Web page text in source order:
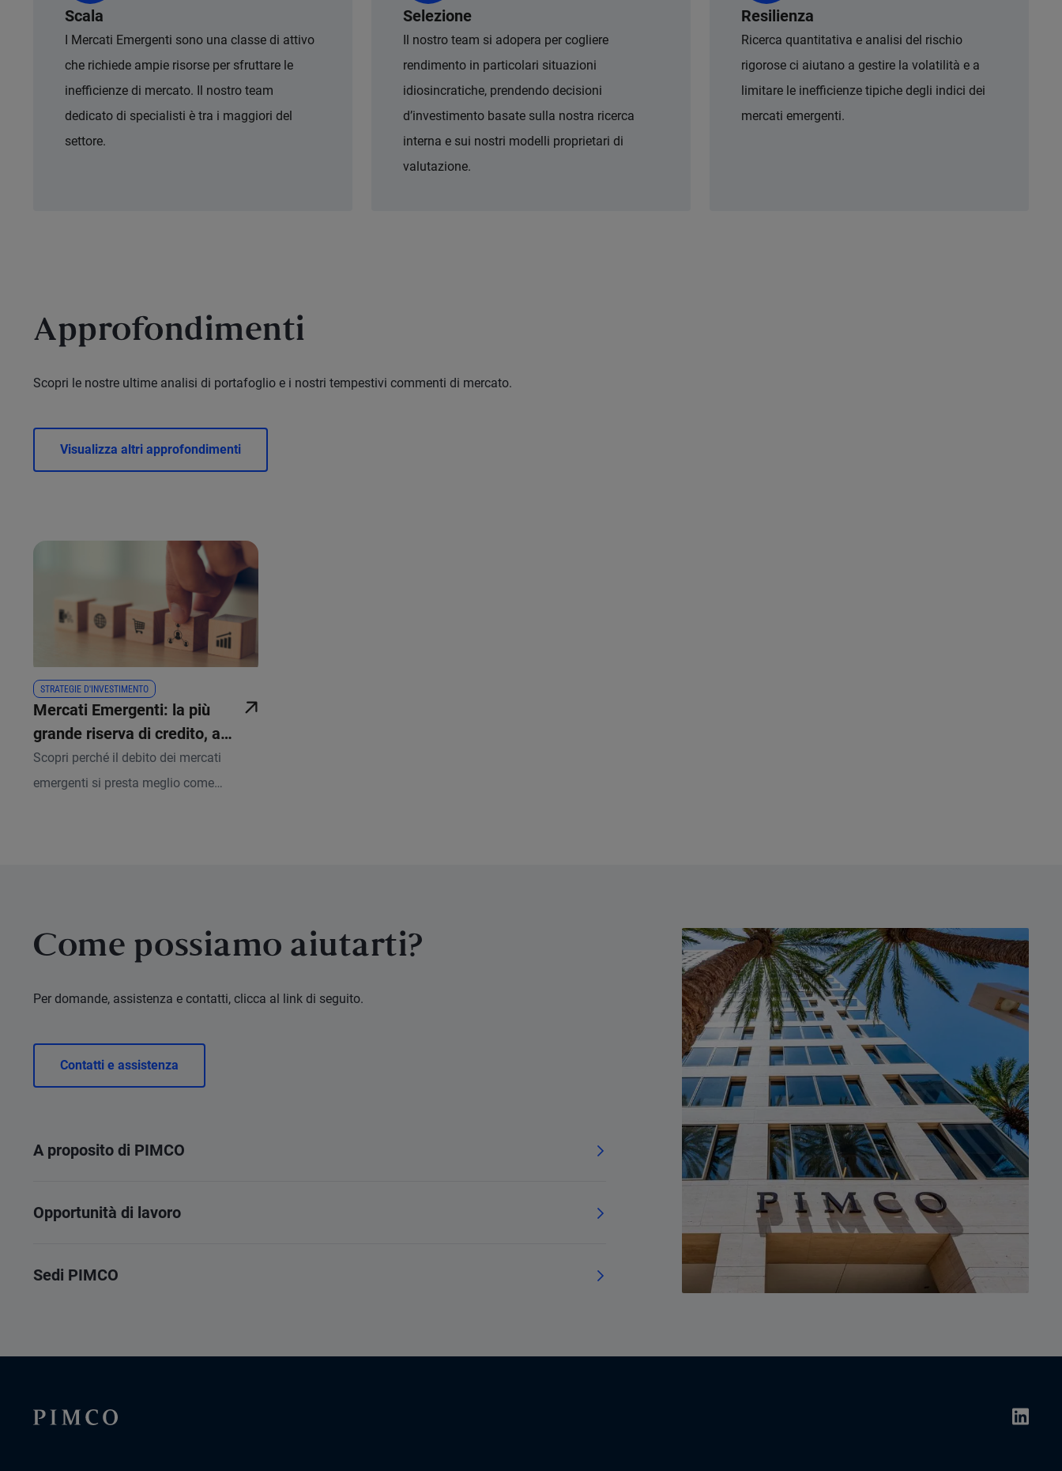
Scala
I Mercati Emergenti sono una classe di attivo
che richiede ampie risorse per sfruttare le
inefficienze di mercato. Il nostro team
dedicato di specialisti è tra i maggiori del
settore.
Selezione
Il nostro team si adopera per cogliere
rendimento in particolari situazioni
idiosincratiche, prendendo decisioni
d’investimento basate sulla nostra ricerca
interna e sui nostri modelli proprietari di
valutazione.
Resilienza
Ricerca quantitativa e analisi del rischio
rigorose ci aiutano a gestire la volatilità e a
limitare le inefficienze tipiche degli indici dei
mercati emergenti.
Approfondimenti
Scopri le nostre ultime analisi di portafoglio e i nostri tempestivi commenti di mercato.
Visualizza altri approfondimenti
STRATEGIE D'INVESTIMENTO
Mercati Emergenti: la più
grande riserva di credito, a
più rapida crescita e
probabilmente meno
Scopri perché il debito dei mercati
emergenti si presta meglio come
Come possiamo aiutarti?
Per domande, assistenza e contatti, clicca al link di seguito.
Contatti e assistenza
A proposito di PIMCO
Opportunità di lavoro
Sedi PIMCO